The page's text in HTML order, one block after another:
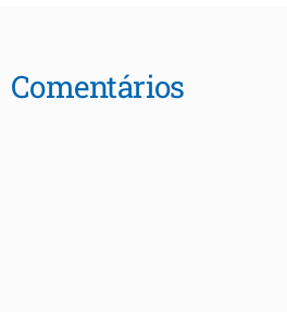
Comentários